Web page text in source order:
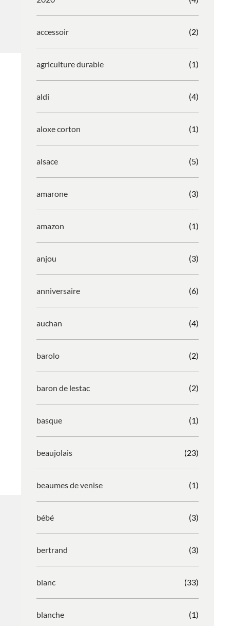
accessoir (2)
agriculture durable (1)
aldi (4)
aloxe corton (1)
alsace (5)
amarone (3)
amazon (1)
anjou (3)
anniversaire (6)
auchan (4)
barolo (2)
baron de lestac (2)
basque (1)
beaujolais (23)
beaumes de venise (1)
bébé (3)
bertrand (3)
blanc (33)
blanche (1)